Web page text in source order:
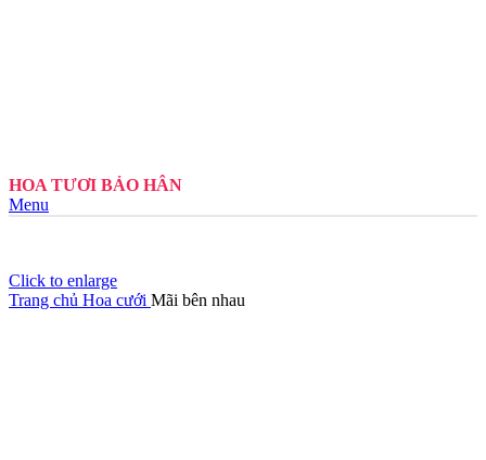
HOA TƯƠI BẢO HÂN
Menu
Click to enlarge
Trang chủ Hoa cưới Mãi bên nhau